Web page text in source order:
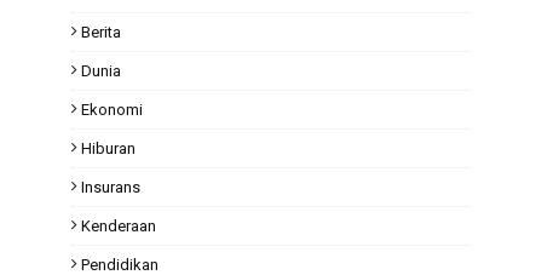
Berita
Dunia
Ekonomi
Hiburan
Insurans
Kenderaan
Pendidikan